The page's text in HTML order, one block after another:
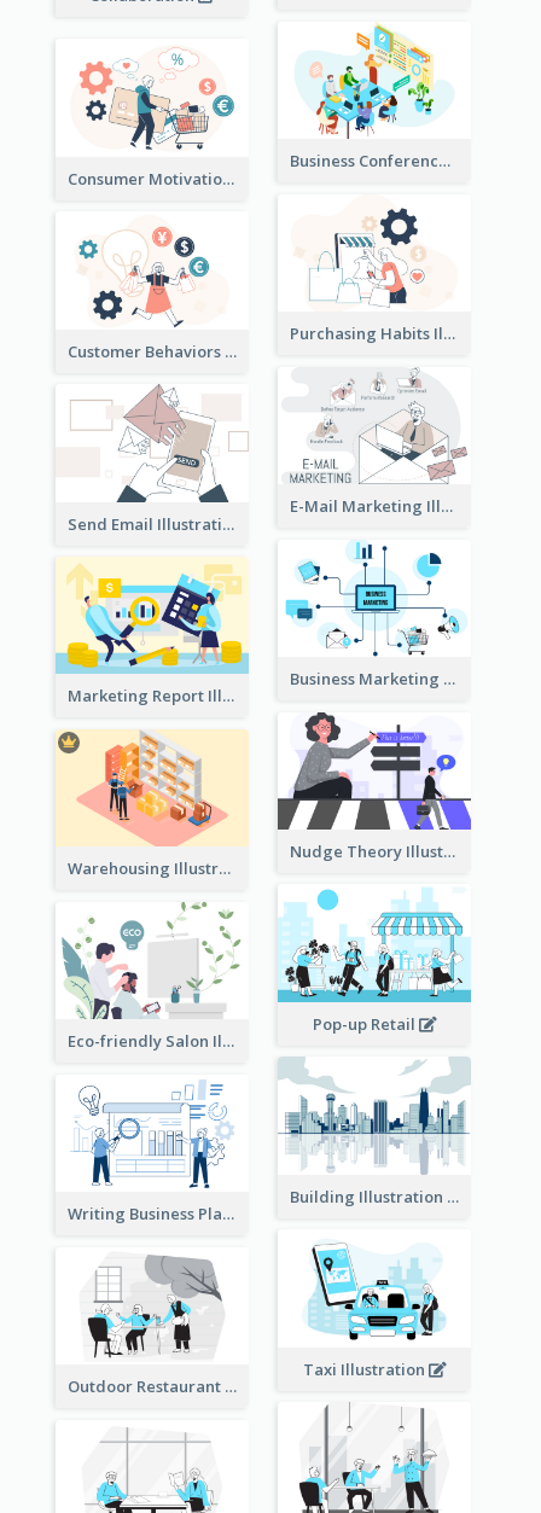
Business Conference Illustration
Consumer Motivation Illustration
Purchasing Habits Illustration
Customer Behaviors Illustration
E-Mail Marketing Illustration
Send Email Illustration
Business Marketing
Marketing Report Illustration
Nudge Theory Illustration
Warehousing Illustration
Pop-up Retail
Eco-friendly Salon Illustration
Building Illustration
Writing Business Plan Illustration
Taxi Illustration
Outdoor Restaurant Illustration